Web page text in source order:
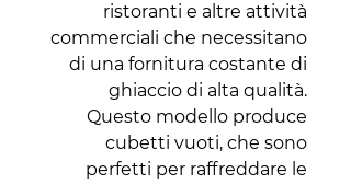
ristoranti e altre attività
commerciali che necessitano
di una fornitura costante di
ghiaccio di alta qualità.
Questo modello produce
cubetti vuoti, che sono
perfetti per raffreddare le